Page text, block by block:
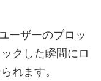
ーザーのブロッ
クした瞬間にロ
れます。